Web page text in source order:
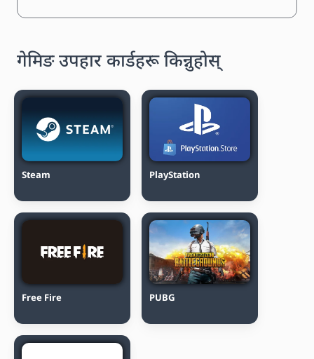
गेमिङ उपहार कार्डहरू किन्नुहोस्
Steam PlayStation
Free Fire PUBG